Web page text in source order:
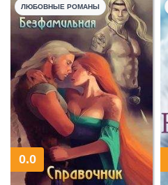
ЛЮБОВНЫЕ РОМАНЫ
0.0